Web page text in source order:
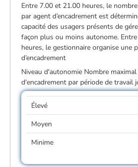
Entre 7.00 et 21.00 heures, le
par agent d’encadrement est
capacité des usagers présents de
façon plus ou moins autonome.
heures, le gestionnaire organise une
d’encadrement
Niveau d'autonomie Nombre
d'encadrement par période de travail
Élevé
Moyen
Minime